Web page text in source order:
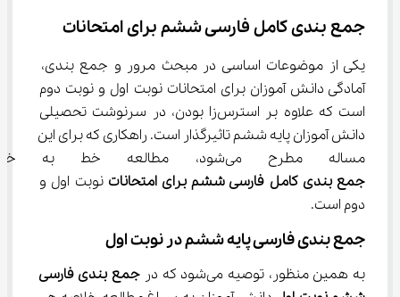
جمع بندی کامل فارسی ششم برای امتحانات
یکی از موضوعات اساسی در مبحث مرور و جمع بندی،
آمادگی دانش آموزان برای امتحانات نوبت اول و نوبت دوم
است که علاوه بر استرس‌زا بودن، در سرنوشت تحصیلی
دانش آموزان پایه ششم تاثیرگذار است. راهکاری که برای این
مساله مطرح می‌شود، مطالعه خط به خط کتاب و در نهایت
جمع بندی کامل فارسی ششم برای امتحانات نوبت اول و
دوم است.
جمع بندی فارسی پایه ششم در نوبت اول
به همین منظور، توصیه می‌شود که در جمع بندی فارسی